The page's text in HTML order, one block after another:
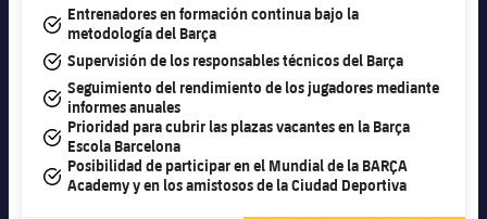
#tick
Entrenadores en formación continua bajo la
metodología del Barça
#tick
Supervisión de los responsables técnicos del Barça
#tick
Seguimiento del rendimiento de los jugadores mediante
informes anuales
#tick
Prioridad para cubrir las plazas vacantes en la Barça
Escola Barcelona
#tick
Posibilidad de participar en el Mundial de la BARÇA
Academy y en los amistosos de la Ciudad Deportiva